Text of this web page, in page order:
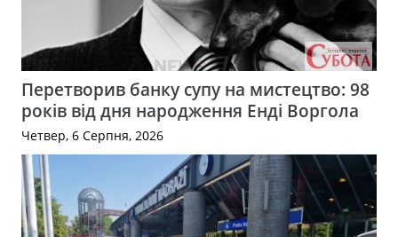
Перетворив банку супу на мистецтво: 98
років від дня народження Енді Воргола
Четвер, 6 Серпня, 2026